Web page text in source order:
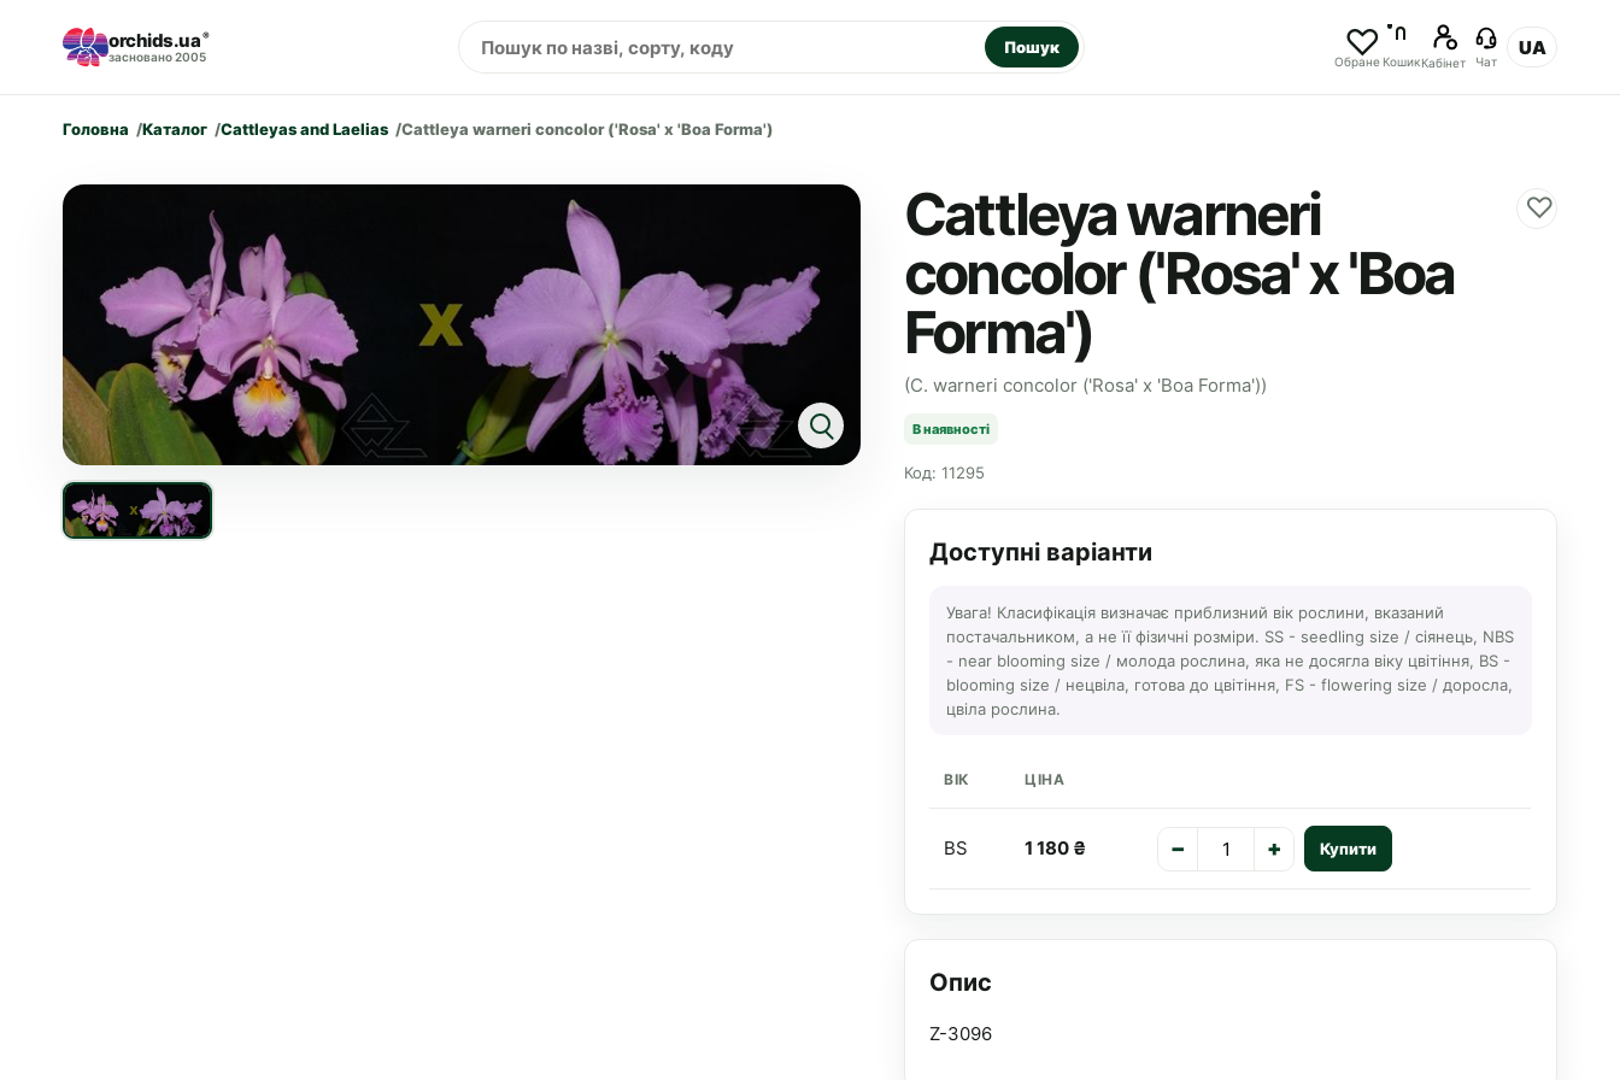
orchids.ua ®
засновано 2005 Пошук
Обране Кошик Кабінет Чат
UA
Головна Каталог Cattleyas and Laelias Cattleya warneri concolor ('Rosa' x 'Boa Forma')
Cattleya warneri
concolor ('Rosa' x 'Boa
Forma')
♡
(C. warneri concolor ('Rosa' x 'Boa Forma'))
В наявності
Код: 11295
Доступні варіанти
Увага! Класифікація визначає приблизний вік рослини, вказаний
постачальником, а не її фізичні розміри. SS - seedling size / сіянець, NBS
- near blooming size / молода рослина, яка не досягла віку цвітіння, BS -
blooming size / нецвіла, готова до цвітіння, FS - flowering size / доросла,
цвіла рослина.
ВІК ЦІНА
BS 1 180 ₴ − + Купити
Опис
Z-3096